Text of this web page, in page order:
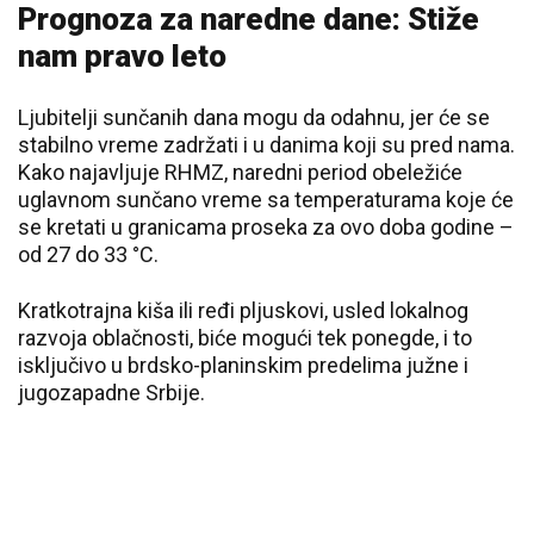
Prognoza za naredne dane: Stiže
nam pravo leto
Ljubitelji sunčanih dana mogu da odahnu, jer će se
stabilno vreme zadržati i u danima koji su pred nama.
Kako najavljuje RHMZ, naredni period obeležiće
uglavnom sunčano vreme sa temperaturama koje će
se kretati u granicama proseka za ovo doba godine –
od 27 do 33 °C.
Kratkotrajna kiša ili ređi pljuskovi, usled lokalnog
razvoja oblačnosti, biće mogući tek ponegde, i to
isključivo u brdsko-planinskim predelima južne i
jugozapadne Srbije.